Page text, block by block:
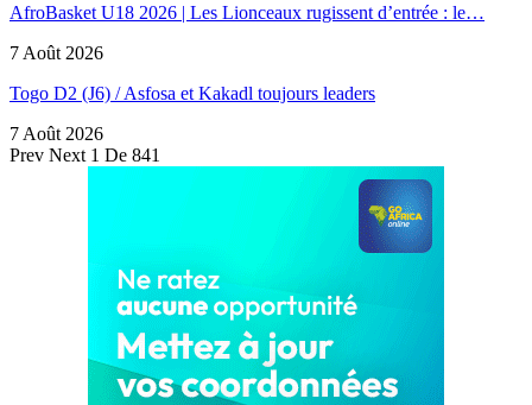
AfroBasket U18 2026 | Les Lionceaux rugissent d’entrée : le…
7 Août 2026
Togo D2 (J6) / Asfosa et Kakadl toujours leaders
7 Août 2026
Prev Next 1 De 841